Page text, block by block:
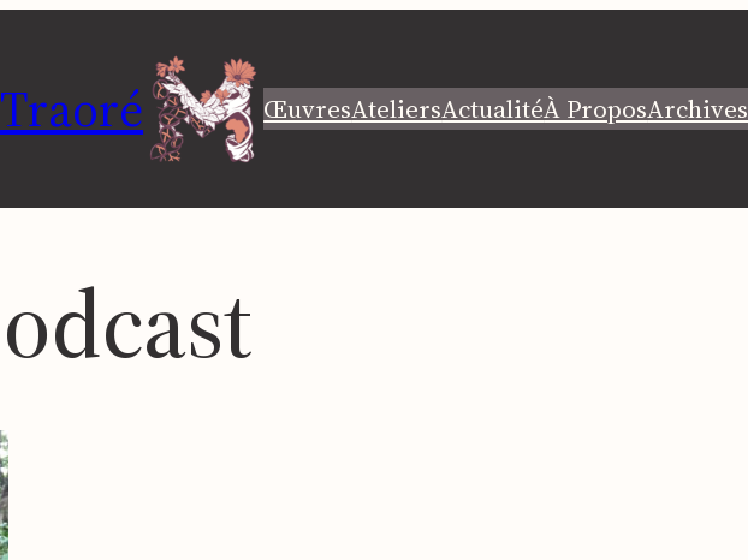
ŒuvresAteliersActualitéÀ ProposArchives